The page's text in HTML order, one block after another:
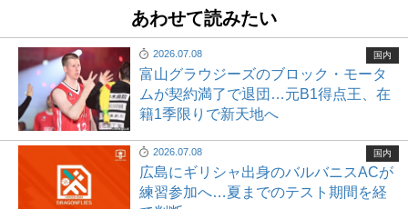
あわせて読みたい
2026.07.08
富山グラウジーズのブロック・モータ
ムが契約満了で退団…元B1得点王、在
籍1季限りで新天地へ
国内
2026.07.08
広島にギリシャ出身のバルバニスACが
練習参加へ…夏までのテスト期間を経
国内